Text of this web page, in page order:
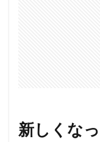
新しくな